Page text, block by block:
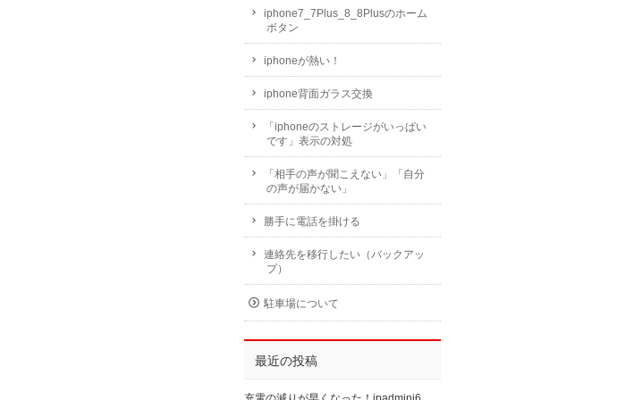
iphone7_7Plus_8_8Plusのホーム
ボタン
iphoneが熱い！
iphone背面ガラス交換
「iphoneのストレージがいっぱい
です」表示の対処
「相手の声が聞こえない」「自分
の声が届かない」
勝手に電話を掛ける
連絡先を移行したい（バックアッ
プ）
駐車場について
最近の投稿